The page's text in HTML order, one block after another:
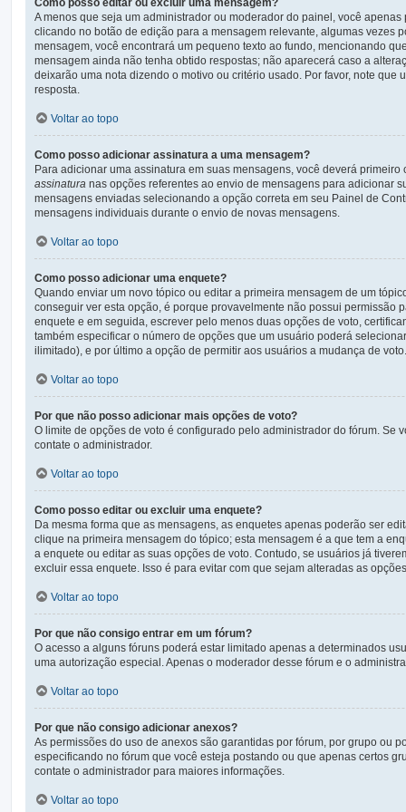
A menos que seja um administrador ou moderador do painel, você
clicando no botão de edição para a mensagem relevante, algumas vezes
mensagem, você encontrará um pequeno texto ao fundo, mencionando
mensagem ainda não tenha obtido respostas; não aparecerá caso a
deixarão uma nota dizendo o motivo ou critério usado. Por favor, note
resposta.
Voltar ao topo
Como posso adicionar assinatura a uma mensagem?
Para adicionar uma assinatura em suas mensagens, você deverá
assinatura nas opções referentes ao envio de mensagens para adicionar
mensagens enviadas selecionando a opção correta em seu Painel de
mensagens individuais durante o envio de novas mensagens.
Voltar ao topo
Como posso adicionar uma enquete?
Quando enviar um novo tópico ou editar a primeira mensagem de um
conseguir ver esta opção, é porque provavelmente não possui permissão
enquete e em seguida, escrever pelo menos duas opções de voto,
também especificar o número de opções que um usuário poderá
ilimitado), e por último a opção de permitir aos usuários a mudança de voto.
Voltar ao topo
Por que não posso adicionar mais opções de voto?
O limite de opções de voto é configurado pelo administrador do fórum.
contate o administrador.
Voltar ao topo
Como posso editar ou excluir uma enquete?
Da mesma forma que as mensagens, as enquetes apenas poderão ser
clique na primeira mensagem do tópico; esta mensagem é a que tem a
a enquete ou editar as suas opções de voto. Contudo, se usuários já
excluir essa enquete. Isso é para evitar com que sejam alteradas as
Voltar ao topo
Por que não consigo entrar em um fórum?
O acesso a alguns fóruns poderá estar limitado apenas a determinados
uma autorização especial. Apenas o moderador desse fórum e o
Voltar ao topo
Por que não consigo adicionar anexos?
As permissões do uso de anexos são garantidas por fórum, por grupo ou
especificando no fórum que você esteja postando ou que apenas certos
contate o administrador para maiores informações.
Voltar ao topo